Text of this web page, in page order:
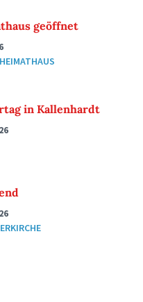
geöffnet
HEIMATHAUS
in Kallenhardt